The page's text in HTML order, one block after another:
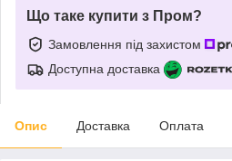
Що таке купити з Пром?
Замовлення під захистом
Доступна доставка
Опис Доставка Оплата